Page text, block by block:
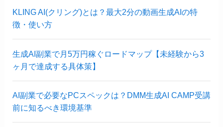
KLING AI(クリング)とは？最大2分の動画生成AIの特
徴・使い方
生成AI副業で月5万円稼ぐロードマップ【未経験から3
ヶ月で達成する具体策】
AI副業で必要なPCスペックは？DMM生成AI CAMP受講
前に知るべき環境基準